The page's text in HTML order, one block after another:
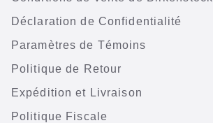
Déclaration de Confidentialité
Paramètres de Témoins
Politique de Retour
Expédition et Livraison
Politique Fiscale